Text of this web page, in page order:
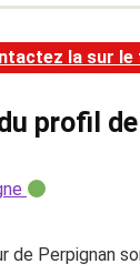
la sur le
profil
de Perpignan